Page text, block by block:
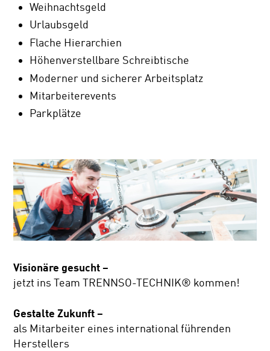
Weihnachtsgeld
Urlaubsgeld
Flache Hierarchien
Höhenverstellbare Schreibtische
Moderner und sicherer Arbeitsplatz
Mitarbeiterevents
Parkplätze
Visionäre gesucht –
jetzt ins Team TRENNSO-TECHNIK® kommen!
Gestalte Zukunft –
als Mitarbeiter eines international führenden
Herstellers